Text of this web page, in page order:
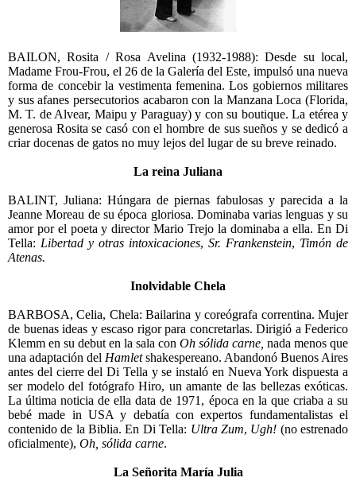
BAILON, Rosita / Rosa Avelina (1932-1988): Desde su local,
Madame Frou-Frou, el 26 de la Galería del Este, impulsó una nueva
forma de concebir la vestimenta femenina. Los gobiernos militares
y sus afanes persecutorios acabaron con la Manzana Loca (Florida,
M. T. de Alvear, Maipu y Paraguay) y con su boutique. La etérea y
generosa Rosita se casó con el hombre de sus sueños y se dedicó a
criar docenas de gatos no muy lejos del lugar de su breve reinado.
La reina Juliana
BALINT, Juliana: Húngara de piernas fabulosas y parecida a la
Jeanne Moreau de su época gloriosa. Dominaba varias lenguas y su
amor por el poeta y director Mario Trejo la dominaba a ella. En Di
Tella: Libertad y otras intoxicaciones, Sr. Frankenstein, Timón de
Atenas.
Inolvidable Chela
BARBOSA, Celia, Chela: Bailarina y coreógrafa correntina. Mujer
de buenas ideas y escaso rigor para concretarlas. Dirigió a Federico
Klemm en su debut en la sala con Oh sólida carne, nada menos que
una adaptación del Hamletshakespereano. Abandonó Buenos Aires
antes del cierre del Di Tella y se instaló en Nueva York dispuesta a
ser modelo del fotógrafo Hiro, un amante de las bellezas exóticas.
La última noticia de ella data de 1971, época en la que criaba a su
bebé made in USA y debatía con expertos fundamentalistas el
contenido de la Biblia. En Di Tella: Ultra Zum, Ugh! (no estrenado
oficialmente), Oh, sólida carne.
La Señorita María Julia